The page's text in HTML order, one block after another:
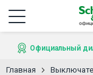
Официальный
Главная